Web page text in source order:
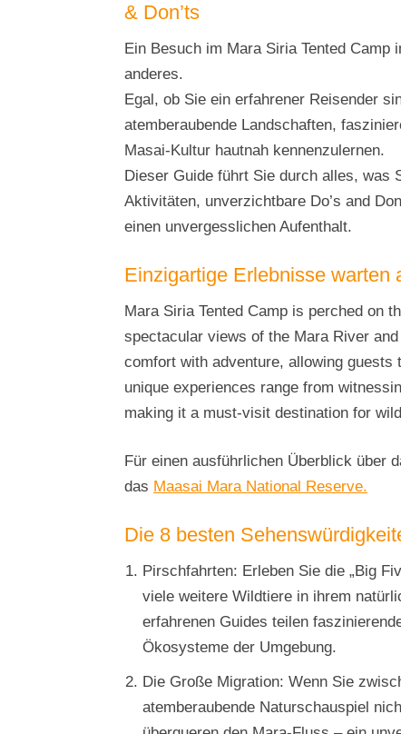
& Don’ts
Ein Besuch im Mara Siria Tented
anderes.
Egal, ob Sie ein erfahrener Reisender
atemberaubende Landschaften,
Masai-Kultur hautnah kennenzulernen.
Dieser Guide führt Sie durch alles, was
Aktivitäten, unverzichtbare Do’s and
einen unvergesslichen Aufenthalt.
Einzigartige Erlebnisse warten
Mara Siria Tented Camp is perched on
spectacular views of the Mara River
comfort with adventure, allowing
unique experiences range from
making it a must-visit destination for
Für einen ausführlichen Überblick über
das Maasai Mara National Reserve.
Die 8 besten
Pirschfahrten: Erleben Sie die „Big
viele weitere Wildtiere in ihrem
erfahrenen Guides teilen
Ökosysteme der Umgebung.
Die Große Migration: Wenn Sie
atemberaubende Naturschauspiel